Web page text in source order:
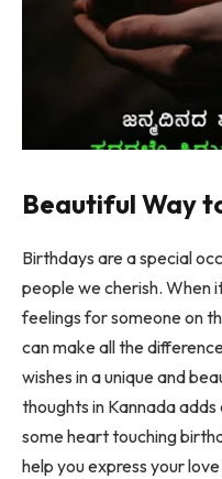
Beautiful Way
Birthdays are a special
people we cherish. When
feelings for someone on
can make all the
wishes in a unique and
thoughts in Kannada
some heart touching
help you express your